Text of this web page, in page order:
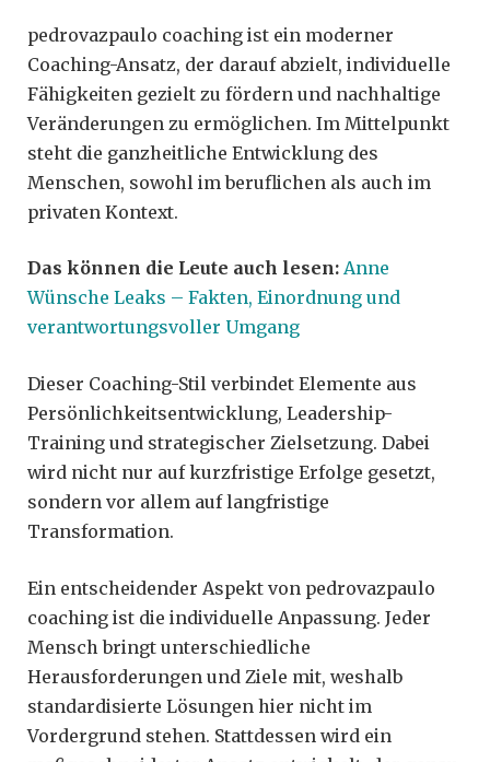
pedrovazpaulo coaching ist ein moderner
Coaching-Ansatz, der darauf abzielt, individuelle
Fähigkeiten gezielt zu fördern und nachhaltige
Veränderungen zu ermöglichen. Im Mittelpunkt
steht die ganzheitliche Entwicklung des
Menschen, sowohl im beruflichen als auch im
privaten Kontext.
Das können die Leute auch lesen: Anne
Wünsche Leaks – Fakten, Einordnung und
verantwortungsvoller Umgang
Dieser Coaching-Stil verbindet Elemente aus
Persönlichkeitsentwicklung, Leadership-
Training und strategischer Zielsetzung. Dabei
wird nicht nur auf kurzfristige Erfolge gesetzt,
sondern vor allem auf langfristige
Transformation.
Ein entscheidender Aspekt von pedrovazpaulo
coaching ist die individuelle Anpassung. Jeder
Mensch bringt unterschiedliche
Herausforderungen und Ziele mit, weshalb
standardisierte Lösungen hier nicht im
Vordergrund stehen. Stattdessen wird ein